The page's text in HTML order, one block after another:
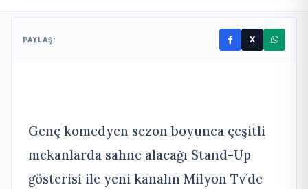
PAYLAŞ: X
Genç komedyen sezon boyunca çeşitli
mekanlarda sahne alacağı Stand-Up
gösterisi ile yeni kanalın Milyon Tv’de